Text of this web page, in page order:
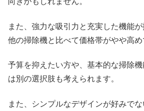
また、強力な吸引力と充実した機能が
他の掃除機と比べて価格帯がやや高め
予算を抑えたい方や、基本的な掃除
は別の選択肢も考えられます。
また、シンプルなデザインが好みで